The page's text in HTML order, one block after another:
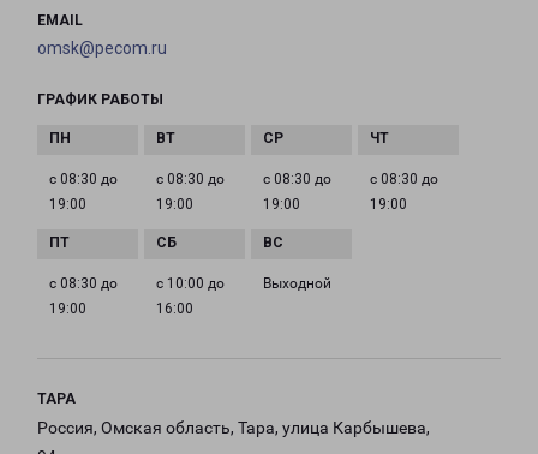
EMAIL
omsk@pecom.ru
ГРАФИК РАБОТЫ
с 08:30 до
19:00
с 08:30 до
19:00
с 08:30 до
19:00
с 08:30 до
19:00
с 08:30 до
19:00
с 10:00 до
16:00
Выходной
ТАРА
Россия, Омская область, Тара, улица Карбышева,